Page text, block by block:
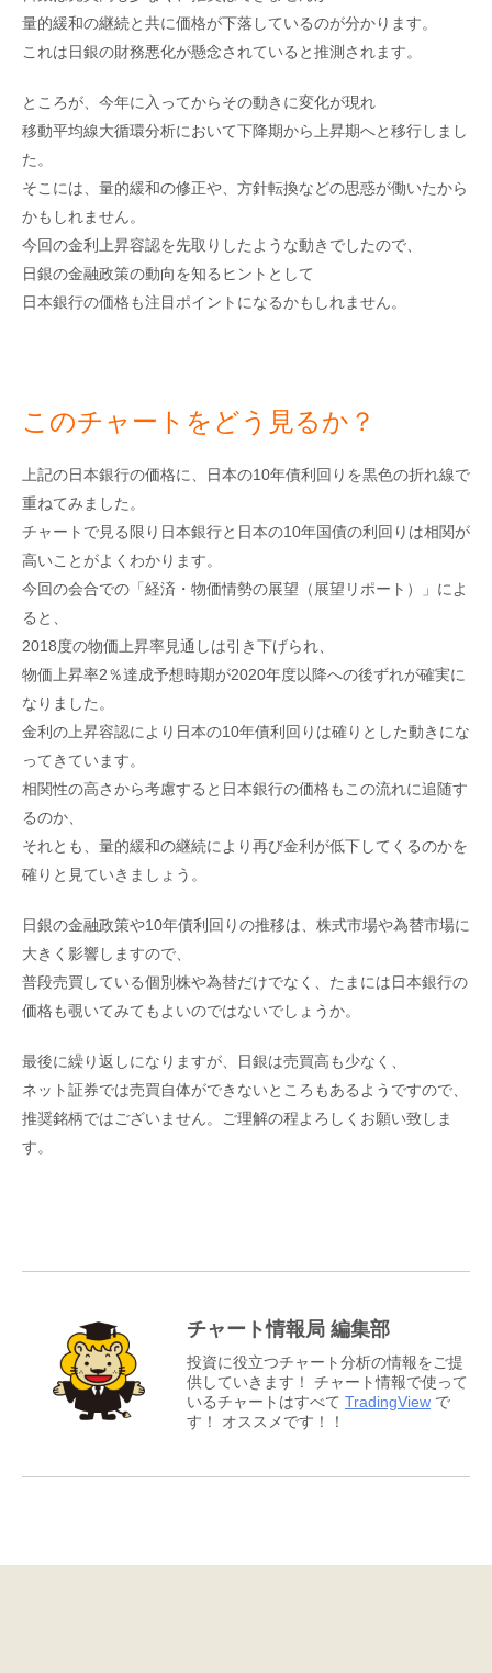
量的緩和の継続と共に価格が下落しているのが分かります。
これは日銀の財務悪化が懸念されていると推測されます。
ところが、今年に入ってからその動きに変化が現れ
移動平均線大循環分析において下降期から上昇期へと移行しまし
た。
そこには、量的緩和の修正や、方針転換などの思惑が働いたから
かもしれません。
今回の金利上昇容認を先取りしたような動きでしたので、
日銀の金融政策の動向を知るヒントとして
日本銀行の価格も注目ポイントになるかもしれません。
このチャートをどう見るか？
上記の日本銀行の価格に、日本の10年債利回りを黒色の折れ線で
重ねてみました。
チャートで見る限り日本銀行と日本の10年国債の利回りは相関が
高いことがよくわかります。
今回の会合での「経済・物価情勢の展望（展望リポート）」によ
ると、
2018度の物価上昇率見通しは引き下げられ、
物価上昇率2％達成予想時期が2020年度以降への後ずれが確実に
なりました。
金利の上昇容認により日本の10年債利回りは確りとした動きにな
ってきています。
相関性の高さから考慮すると日本銀行の価格もこの流れに追随す
るのか、
それとも、量的緩和の継続により再び金利が低下してくるのかを
確りと見ていきましょう。
日銀の金融政策や10年債利回りの推移は、株式市場や為替市場に
大きく影響しますので、
普段売買している個別株や為替だけでなく、たまには日本銀行の
価格も覗いてみてもよいのではないでしょうか。
最後に繰り返しになりますが、日銀は売買高も少なく、
ネット証券では売買自体ができないところもあるようですので、
推奨銘柄ではございません。ご理解の程よろしくお願い致しま
す。
チャート情報局 編集部
投資に役立つチャート分析の情報をご提
供していきます！ チャート情報で使って
いるチャートはすべて TradingView で
す！ オススメです！！